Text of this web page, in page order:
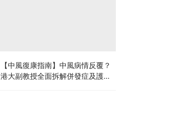
【中風復康指南】中風病情反覆？
港大副教授全面拆解併發症及護理